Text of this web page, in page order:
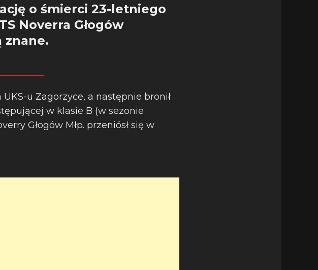
o śmierci 23-letniego
Noverra Głogów
znane.
u Zagorzyce, a następnie bronił
w klasie B (w sezonie
Głogów Młp. przeniósł się w